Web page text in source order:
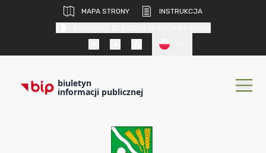
MAPA STRONY
INSTRUKCJA
biuletyn
informacji publicznej